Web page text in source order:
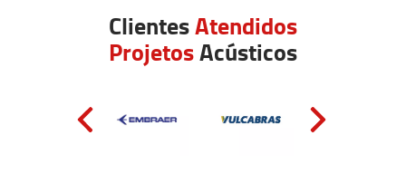
ClientesAtendidos
ProjetosAcústicos